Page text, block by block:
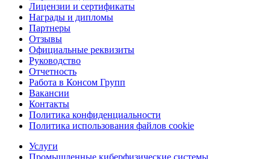
Лицензии и сертификаты
Награды и дипломы
Партнеры
Отзывы
Официальные реквизиты
Руководство
Отчетность
Работа в Консом Групп
Вакансии
Контакты
Политика конфиденциальности
Политика использования файлов cookie
Услуги
Промышленные киберфизические системы